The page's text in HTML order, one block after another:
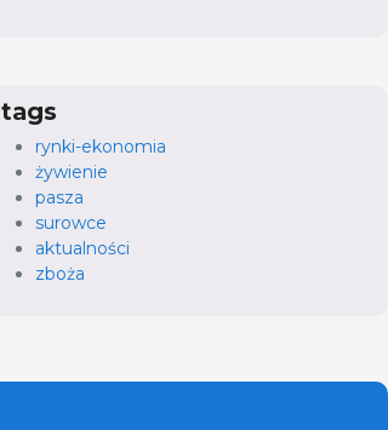
tags
rynki-ekonomia
żywienie
pasza
surowce
aktualności
zboża